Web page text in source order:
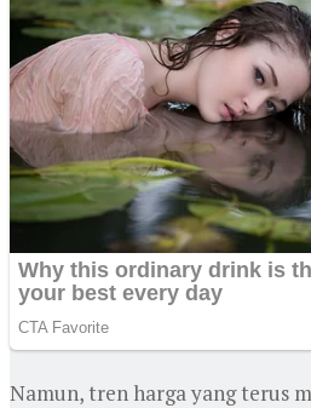
Namun, tren harga yang terus